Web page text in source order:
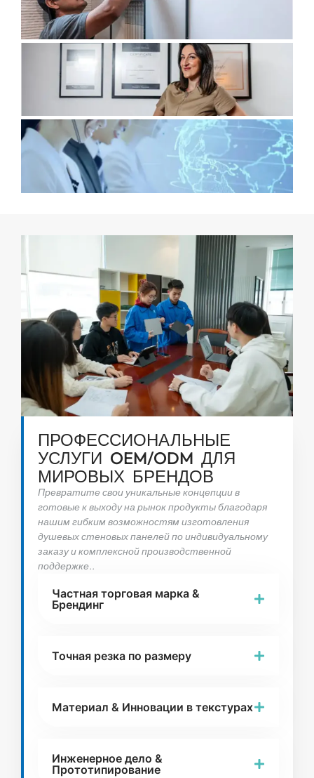
ПРОФЕССИОНАЛЬНЫЕ
УСЛУГИ OEM/ODM ДЛЯ
МИРОВЫХ БРЕНДОВ
Превратите свои уникальные концепции в
готовые к выходу на рынок продукты благодаря
нашим гибким возможностям изготовления
душевых стеновых панелей по индивидуальному
заказу и комплексной производственной
поддержке..
Частная торговая марка &
Брендинг
Точная резка по размеру
Материал & Инновации в текстурах
Инженерное дело &
Прототипирование